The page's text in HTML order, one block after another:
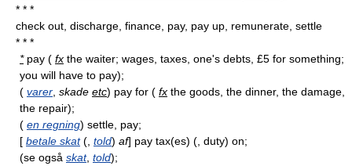
* * *
check out, discharge, finance, pay, pay up, remunerate, settle
* * *
*pay ( fx the waiter; wages, taxes, one's debts, £5 for something;
you will have to pay);
( varer skade etc) pay for ( fx the goods, the dinner, the damage,
the repair);
( en regning) settle, pay;
[ betale skat(, told) af] pay tax(es) (, duty) on;
(se også skat, told);